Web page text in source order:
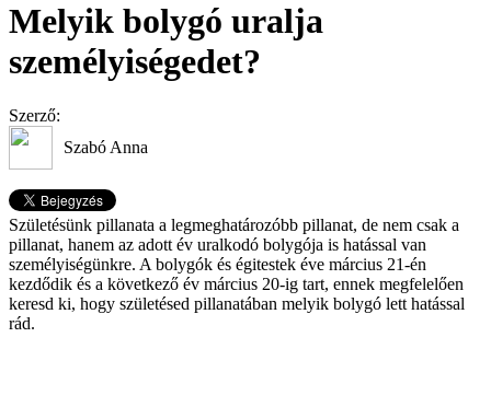
Melyik bolygó uralja
személyiségedet?
Szerző:
Szabó Anna
Születésünk pillanata a legmeghatározóbb pillanat, de nem csak a
pillanat, hanem az adott év uralkodó bolygója is hatással van
személyiségünkre. A bolygók és égitestek éve március 21-én
kezdődik és a következő év március 20-ig tart, ennek megfelelően
keresd ki, hogy születésed pillanatában melyik bolygó lett hatással
rád.